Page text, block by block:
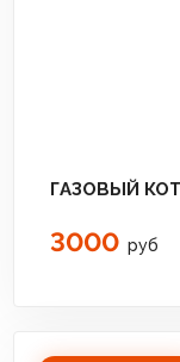
ГАЗОВЫЙ
3000 руб